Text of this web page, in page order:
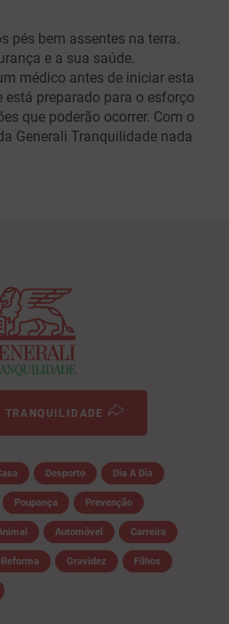
pés bem assentes na terra.
e a sua saúde.
médico antes de iniciar esta
preparado para o esforço
que poderão ocorrer. Com o
Generali Tranquilidade nada
TRANQUILIDADE
Desporto Dia A Dia
Poupança Prevenção
Automóvel Carreira
Reforma Gravidez Filhos